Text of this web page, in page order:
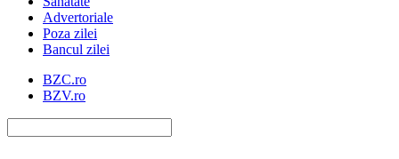
Advertoriale
Poza zilei
Bancul zilei
BZC.ro
BZV.ro